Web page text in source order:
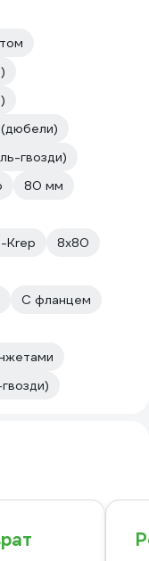
гвозди)
80 мм
Krep
8х80
С фланцем